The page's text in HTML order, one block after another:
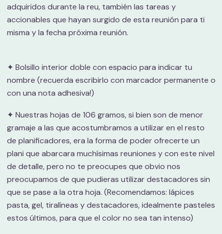
adquiridos durante la reu, también las tareas y
accionables que hayan surgido de esta reunión para ti
misma y la fecha próxima reunión.
✦ Bolsillo interior doble con espacio para indicar tu
nombre (recuerda escribirlo con marcador permanente o
con una nota adhesiva!)
✦ Nuestras hojas de 106 gramos, si bien son de menor
gramaje a las que acostumbramos a utilizar en el resto
de planificadores, era la forma de poder ofrecerte un
plani que abarcara muchísimas reuniones y con este nivel
de detalle, pero no te preocupes que obvio nos
preocupamos de que pudieras utilizar destacadores sin
que se pase a la otra hoja. (Recomendamos: lápices
pasta, gel, tiralíneas y destacadores, idealmente pasteles
estos últimos, para que el color no sea tan intenso)